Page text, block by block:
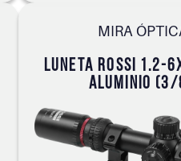
MIRA
LUNETA ROSSI 1.2-
ALUMINIO